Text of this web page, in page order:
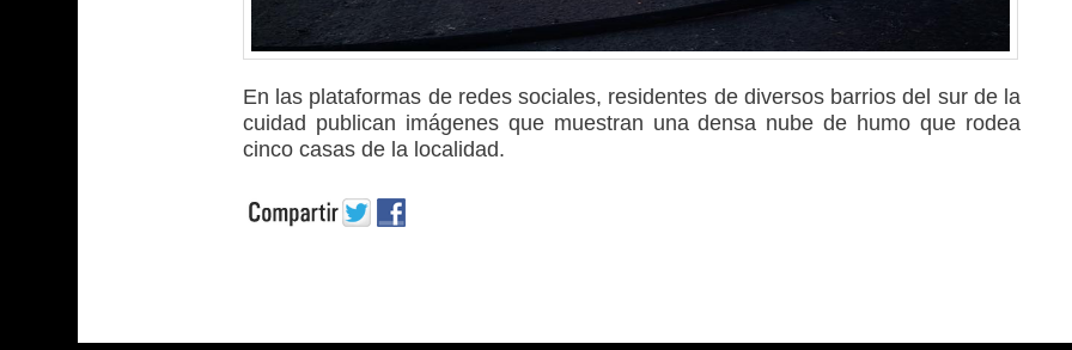
En las plataformas de redes sociales, residentes de diversos barrios del sur de la
cuidad publican imágenes que muestran una densa nube de humo que rodea
cinco casas de la localidad.